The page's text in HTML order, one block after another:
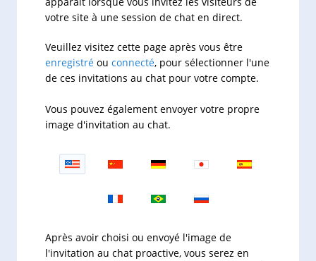
votre site à une session de chat en direct.
Veuillez visitez cette page après vous être
enregistré ou connecté, pour sélectionner l'une
de ces invitations au chat pour votre compte.
Vous pouvez également envoyer votre propre
image d'invitation au chat.
Après avoir choisi ou envoyé l'image de
l'invitation au chat proactive, vous serez en